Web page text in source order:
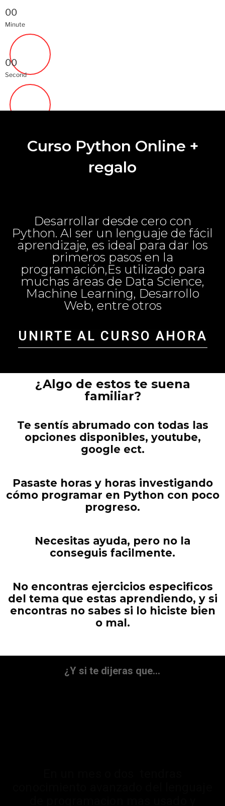
00
Minute
00
Second
Curso Python Online +
regalo
Desarrollar desde cero con
Python. Al ser un lenguaje de fácil
aprendizaje, es ideal para dar los
primeros pasos en la
programación,Es utilizado para
muchas áreas de Data Science,
Machine Learning, Desarrollo
Web, entre otros
UNIRTE AL CURSO AHORA
¿Algo de estos te suena
familiar?
Te sentís abrumado con todas las
opciones disponibles, youtube,
google ect.
Pasaste horas y horas investigando
cómo programar en Python con poco
progreso.
Necesitas ayuda, pero no la
conseguis facilmente.
No encontras ejercicios especificos
del tema que estas aprendiendo, y si
encontras no sabes si lo hiciste bien
o mal.
¿Y si te dijeras que…